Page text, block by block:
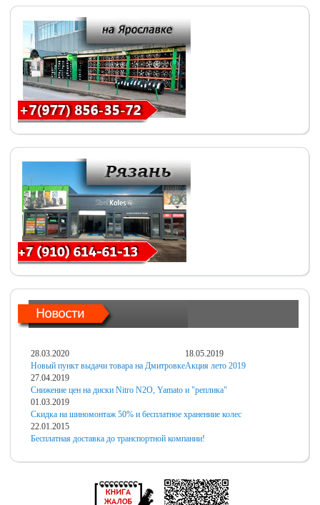
28.03.2020
Новый пункт выдачи товара на Дмитровке
18.05.2019
Акция лето 2019
27.04.2019
Снижение цен на диски Nitro N2O, Yamato и "реплика"
01.03.2019
Скидка на шиномонтаж 50% и бесплатное хранениие колес
22.01.2015
Бесплатная доставка до транспортной компании!